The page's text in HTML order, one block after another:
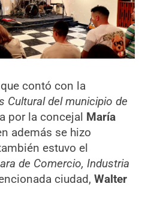
contó con la
Cultural del municipio de
por la concejal María
además se hizo
estuvo el
de Comercio, Industria
ciudad,Walter